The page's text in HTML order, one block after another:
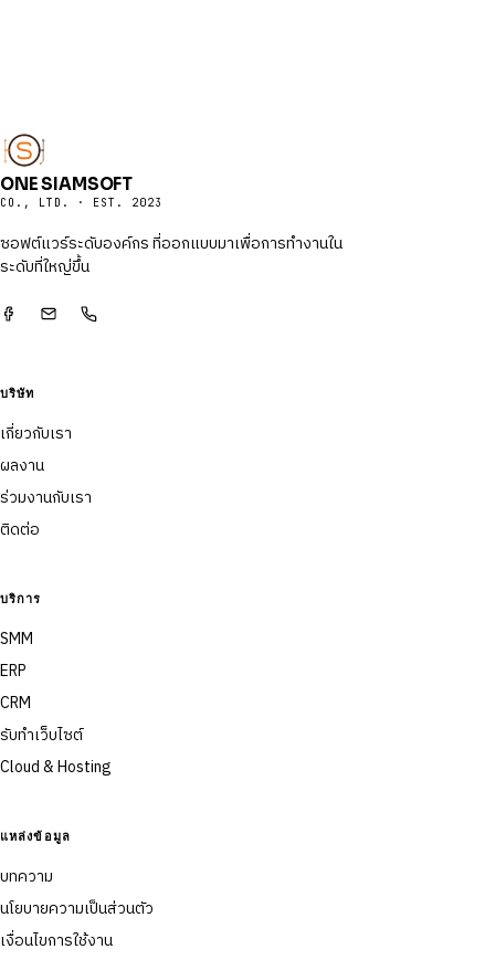
ONE SIAMSOFT
CO., LTD. · EST. 2023
ซอฟต์แวร์ระดับองค์กร ที่ออกแบบมาเพื่อการทำงานใน
ระดับที่ใหญ่ขึ้น
บริษัท
เกี่ยวกับเรา
ผลงาน
ร่วมงานกับเรา
ติดต่อ
บริการ
SMM
ERP
CRM
รับทำเว็บไซต์
Cloud & Hosting
แหล่งข้อมูล
บทความ
นโยบายความเป็นส่วนตัว
เงื่อนไขการใช้งาน